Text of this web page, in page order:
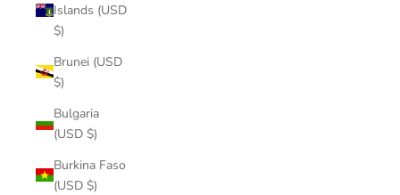
Islands (USD
$)
Brunei (USD
$)
Bulgaria
(USD $)
Burkina Faso
(USD $)